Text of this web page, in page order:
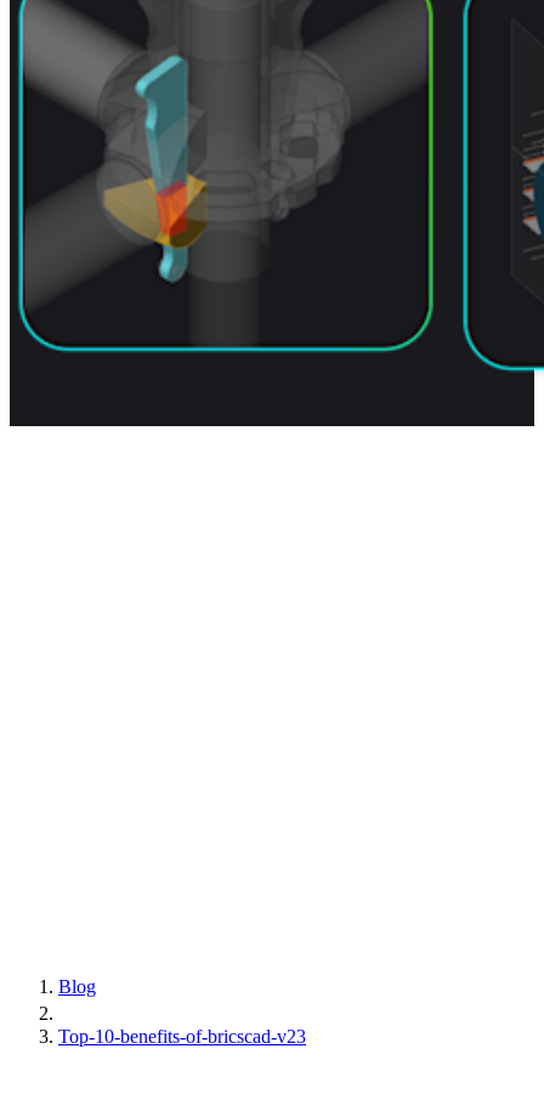
Blog
Top-10-benefits-of-bricscad-v23